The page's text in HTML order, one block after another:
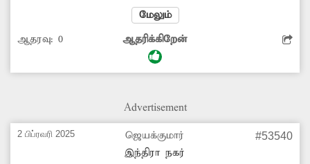
இதனால் துர்நாற்றம் வீசுவதால்
பொதுமக்களுக்கு தொற்று நோய் பரவும்
அபாயம் ஏற்பட்டுள்ளது. குப்பைகள், கழிவுகளை
அகற்ற நடவடிக்கை எடுக்கப்படுமா?
மேலும்
ஆதரவு: 0 ஆதரிக்கிறேன்
Advertisement
2 பிப்ரவரி 2025
ஜெயக்குமார்
இந்திரா நகர்
#53540